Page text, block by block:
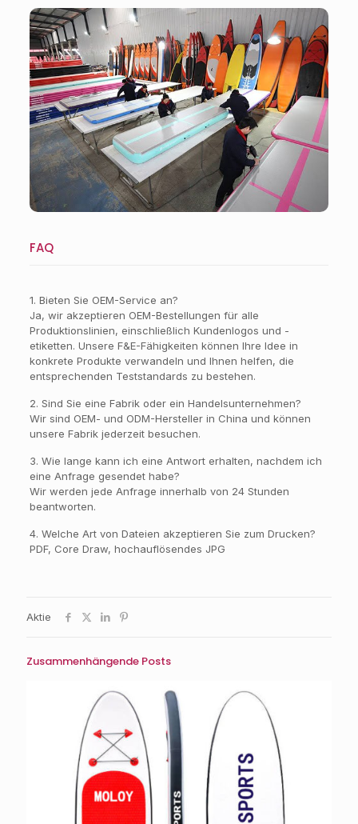
Werkstatt
FAQ
1. Bieten Sie OEM-Service an?
Ja, wir akzeptieren OEM-Bestellungen für alle
Produktionslinien, einschließlich Kundenlogos und -
etiketten. Unsere F&E-Fähigkeiten können Ihre Idee in
konkrete Produkte verwandeln und Ihnen helfen, die
entsprechenden Teststandards zu bestehen.
2. Sind Sie eine Fabrik oder ein Handelsunternehmen?
Wir sind OEM- und ODM-Hersteller in China und können
unsere Fabrik jederzeit besuchen.
3. Wie lange kann ich eine Antwort erhalten, nachdem ich
eine Anfrage gesendet habe?
Wir werden jede Anfrage innerhalb von 24 Stunden
beantworten.
4. Welche Art von Dateien akzeptieren Sie zum Drucken?
PDF, Core Draw, hochauflösendes JPG
Aktie
Zusammenhängende Posts